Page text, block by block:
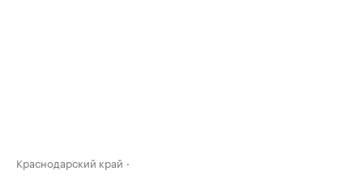
Краснодарский край